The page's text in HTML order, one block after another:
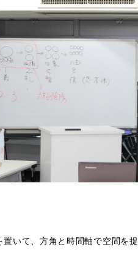
いて、方角と時間軸で空間を